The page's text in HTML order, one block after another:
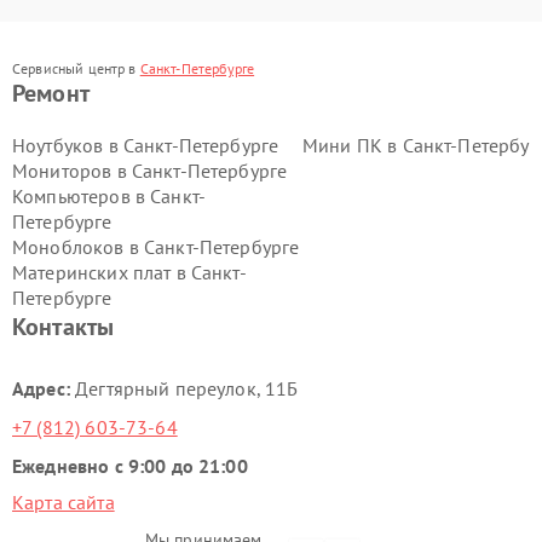
Сервисный центр в Санкт-Петербурге
Ремонт
Ноутбуков в Санкт-Петербурге
Мониторов в Санкт-Петербурге
Компьютеров в Санкт-
Петербурге
Моноблоков в Санкт-Петербурге
Материнских плат в Санкт-
Петербурге
Мини ПК в Санкт-
Контакты
Адрес:Дегтярный переулок, 11Б
+7 (812) 603-73-64
Ежедневно с 9:00 до 21:00
Карта сайта